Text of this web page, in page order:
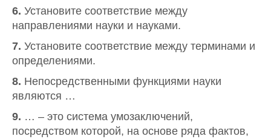
6. Установите соответствие между
направлениями науки и науками.
7. Установите соответствие между терминами и
определениями.
8. Непосредственными функциями науки
являются …
9. … – это система умозаключений,
посредством которой, на основе ряда фактов,